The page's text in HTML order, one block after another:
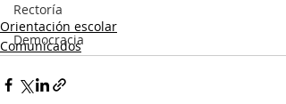
Rectoría
Democracia
Orientación escolar
Comunicados